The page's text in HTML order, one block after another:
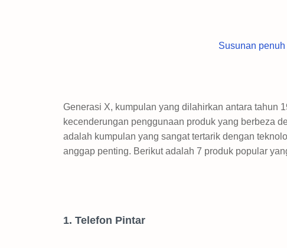
Susunan
Generasi X, kumpulan yang dilahirkan antara tahun
kecenderungan penggunaan produk yang berbeza
adalah kumpulan yang sangat tertarik dengan
anggap penting. Berikut adalah 7 produk popular
1. Telefon Pintar